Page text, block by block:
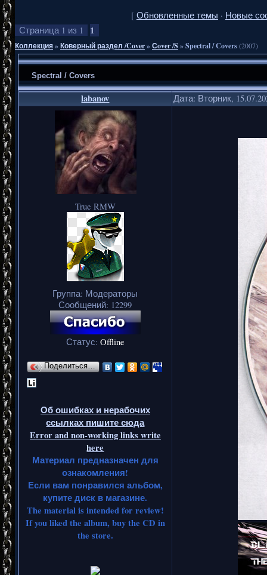
[ Обновленные темы · Новые
Страница 1 из 1 1
Коллекция»Коверный раздел /Cover»Сover /S »Spectral / Covers(2007)
Spectral / Covers
labanov Дата: Вторник,
True RMW
Группа: Модераторы
Сообщений: 12299
Статус: Offline
Поделиться…
Об ошибках и нерабочих
ссылках пишите сюда
Error and non-working links write
here
Материал предназначен для
ознакомления!
Если вам понравился альбом,
купите диск в магазине.
The material is intended for review!
If you liked the album, buy the CD in
the store.